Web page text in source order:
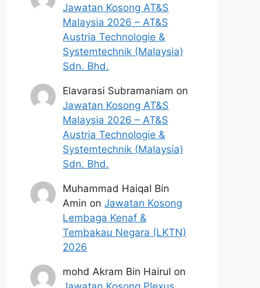
Jawatan Kosong AT&S
Malaysia 2026 – AT&S
Austria Technologie &
Systemtechnik (Malaysia)
Sdn. Bhd.
Elavarasi Subramaniam on
Jawatan Kosong AT&S
Malaysia 2026 – AT&S
Austria Technologie &
Systemtechnik (Malaysia)
Sdn. Bhd.
Muhammad Haiqal Bin
Amin onJawatan Kosong
Lembaga Kenaf &
Tembakau Negara (LKTN)
2026
mohd Akram Bin Hairul on